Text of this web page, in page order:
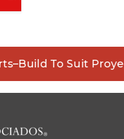
–Build To Suit